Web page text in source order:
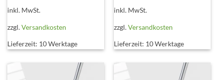
mehrere
auf.
Optionen
können
inkl. MwSt.
zzgl.Versandkosten
Lieferzeit: 10 Werktage
mehrere
auf.
Optionen
können
inkl. MwSt.
zzgl.Versandkosten
Lieferzeit: 10 Werktage